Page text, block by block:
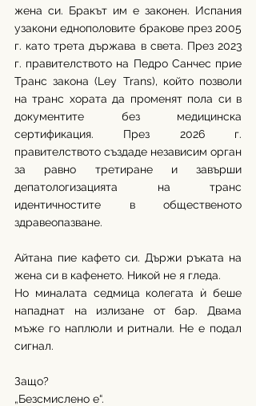
жена си. Бракът им е законен. Испания
узакони еднополовите бракове през 2005
г. като трета държава в света. През 2023
г. правителството на Педро Санчес прие
Транс закона (Ley Trans), който позволи
на транс хората да променят пола си в
документите без медицинска
сертификация. През 2026 г.
правителството създаде независим орган
за равно третиране и завърши
депатологизацията на транс
идентичностите в общественото
здравеопазване.
Айтана пие кафето си. Държи ръката на
жена си в кафенето. Никой не я гледа.
Но миналата седмица колегата ѝ беше
нападнат на излизане от бар. Двама
мъже го наплюли и ритнали. Не е подал
сигнал.
Защо?
„Безсмислено е“.